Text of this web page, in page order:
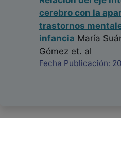
cerebro con la
trastornos
infancia María
Gómez et. al
Fecha Publicación: